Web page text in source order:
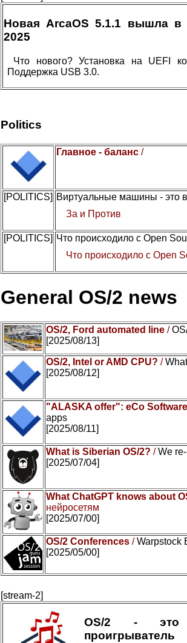
Новая ArcaOS 5.1.1 вышла в
2025
Что нового? Установка на UEFI
Поддержка USB 3.0.
Politics
Главное - баланс /
[POLITICS] Виртуальные машины - это
За и Против
[POLITICS] Что происходило с Open
Что происходило с Open
General OS/2 news
OS/2, Ford automated line /
[2025/08/13]
OS/2, Intel or AMD CPU? /
[2025/08/12]
"ALASKA offer": eCo
apps
[2025/08/11]
What is Siberian OS/2? /We
[2025/07/04]
What ChatGPT knows about
нейросетям
[2025/07/00]
OS/2 Conferences /Warpstock
[2025/05/00]
[stream-2]
OS/2 - это
проигрыватель